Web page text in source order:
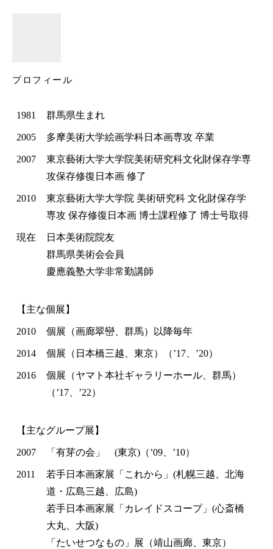
プロフィール
1981 群馬県生まれ
2005 多摩美術大学絵画学科日本画専攻 卒業
2007
東京藝術大学大学院美術研究科文化財保存学専
攻保存修復日本画 修了
2010
東京藝術大学大学院 美術研究科 文化財保存学
専攻 保存修復日本画 博士課程修了 博士号取得
現在
日本美術院院友
群馬県美術会会員
慶應義塾大学非常勤講師
【主な個展】
2010 個展（画廊翠巒、群馬）以降毎年
2014 個展（日本橋三越、東京）（’17、’20）
2016
個展（ヤマト本社ギャラリーホール、群馬）
（’17、’22）
【主なグループ展】
2007 「有芽の会」 (東京)（’09、’10）
2011
若手日本画家展「これから」(札幌三越、北海
道・広島三越、広島)
若手日本画家展「カレイドスコープ」(心斎橋
大丸、大阪)
「たいせつなもの」展（靖山画廊、東京）